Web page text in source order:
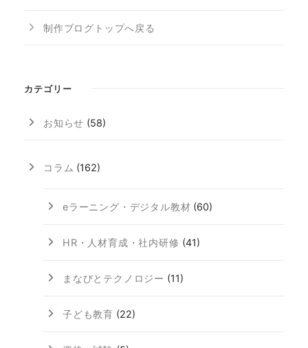
制作ブログトップへ戻る
カテゴリー
お知らせ (58)
コラム (162)
eラーニング・デジタル教材 (60)
HR・人材育成・社内研修 (41)
まなびとテクノロジー (11)
子ども教育 (22)